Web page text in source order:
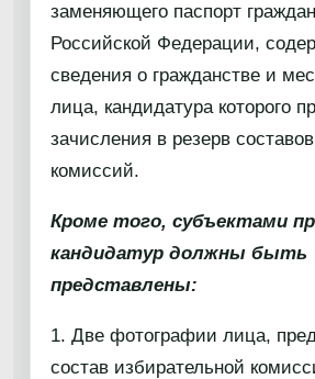
заменяющего паспорт
Российской Федерации,
сведения о гражданстве и
лица, кандидатура которого
зачисления в резерв
комиссий.
Кроме того, субъектами
кандидатур должны быть
представлены:
1. Две фотографии лица,
состав избирательной